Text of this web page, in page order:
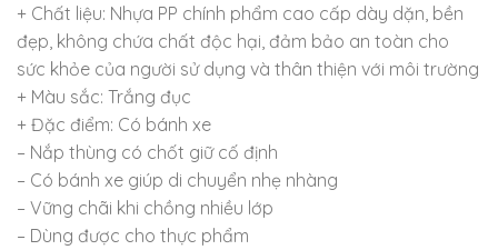
+ Chất liệu: Nhựa PP chính phẩm cao cấp dày dặn, bền
đẹp, không chứa chất độc hại, đảm bảo an toàn cho
sức khỏe của người sử dụng và thân thiện với môi trường
+ Màu sắc: Trắng đục
+ Đặc điểm: Có bánh xe
– Nắp thùng có chốt giữ cố định
– Có bánh xe giúp di chuyển nhẹ nhàng
– Vững chãi khi chồng nhiều lớp
– Dùng được cho thực phẩm